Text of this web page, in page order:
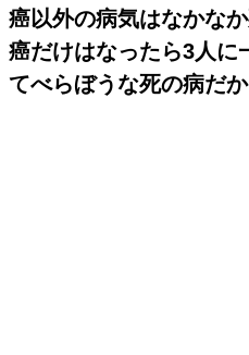
癌以外の病気はなかな
癌だけはなったら3人に
てべらぼうな死の病だ